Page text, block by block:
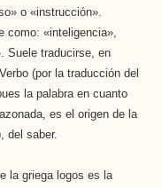
o «instrucción».
como: «inteligencia»,
Suele traducirse, en
(por la traducción del
la palabra en cuanto
es el origen de la
del saber.
la griega logos es la